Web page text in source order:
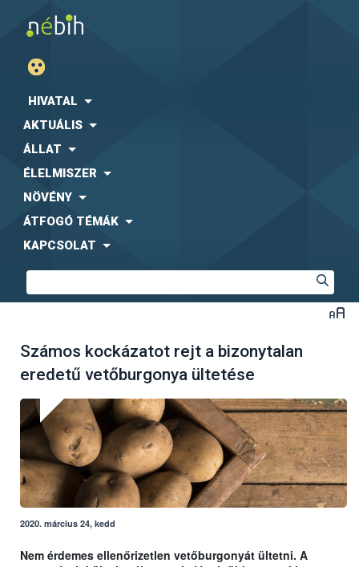
HIVATAL
AKTUÁLIS
ÁLLAT
ÉLELMISZER
NÖVÉNY
ÁTFOGÓ TÉMÁK
KAPCSOLAT
Számos kockázatot rejt a bizonytalan
eredetű vetőburgonya ültetése
2020. március 24, kedd
Nem érdemes ellenőrizetlen vetőburgonyát ültetni. A